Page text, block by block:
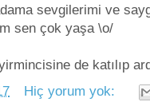
sevgilerimi ve
sen çok yaşa \o/
de katılıp
Hiç yorum yok: